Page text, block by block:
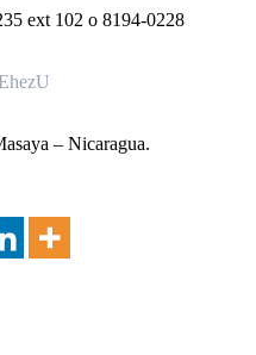
ext 102 o 8194-0228
– Nicaragua.